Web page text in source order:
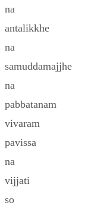
na
antalikkhe
na
samuddamajjhe
na
pabbatanam
vivaram
pavissa
na
vijjati
so